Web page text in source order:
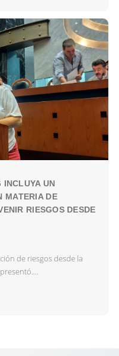
INCLUYA UN
MATERIA DE
RIESGOS DESDE
de riesgos desde la